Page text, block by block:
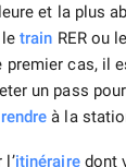
et la plus
train RER ou
premier cas, il
un pass
à la
itinérairedont